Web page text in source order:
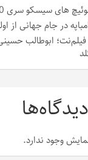
های سیسکو سری 9300
در جام جهانی از
ابوطالب
وجود ندارد.